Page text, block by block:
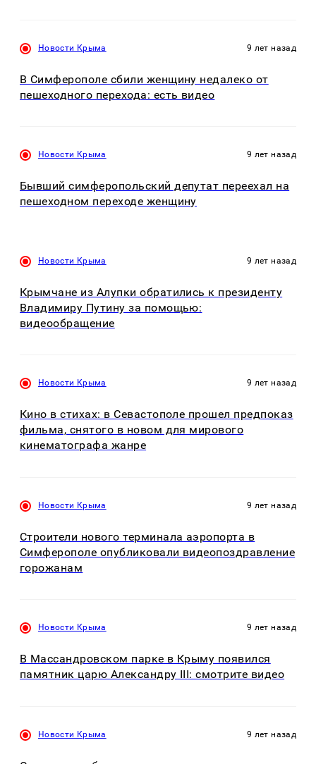
Новости Крыма 9 лет назад
В Симферополе сбили женщину недалеко от
пешеходного перехода: есть видео
Новости Крыма 9 лет назад
Бывший симферопольский депутат переехал на
пешеходном переходе женщину
Новости Крыма 9 лет назад
Крымчане из Алупки обратились к президенту
Владимиру Путину за помощью:
видеообращение
Новости Крыма 9 лет назад
Кино в стихах: в Севастополе прошел предпоказ
фильма, снятого в новом для мирового
кинематографа жанре
Новости Крыма 9 лет назад
Строители нового терминала аэропорта в
Симферополе опубликовали видеопоздравление
горожанам
Новости Крыма 9 лет назад
В Массандровском парке в Крыму появился
памятник царю Александру III: смотрите видео
Новости Крыма 9 лет назад